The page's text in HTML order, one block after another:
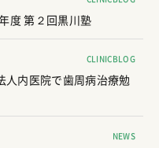
度 第２回黒川塾
人内医院で歯周病治療勉
CLINICBLOG
NEWS